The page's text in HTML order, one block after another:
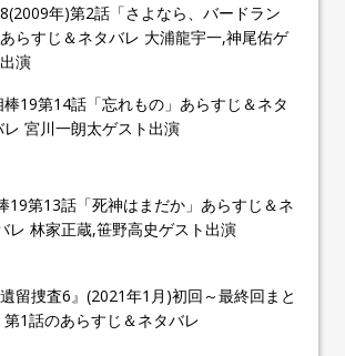
年)第2話「さよなら、バードラン
あらすじ＆ネタバレ 大浦龍宇一,神尾佑ゲ
演
棒19第14話「忘れもの」あらすじ＆ネタ
レ 宮川一朗太ゲスト出演
19第13話「死神はまだか」あらすじ＆ネ
レ 林家正蔵,笹野高史ゲスト出演
遺留捜査6』(2021年1月)初回～最終回まと
第1話のあらすじ＆ネタバレ